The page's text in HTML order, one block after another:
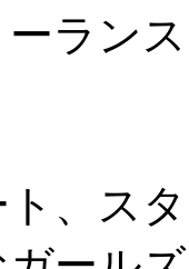
ラン
、ス